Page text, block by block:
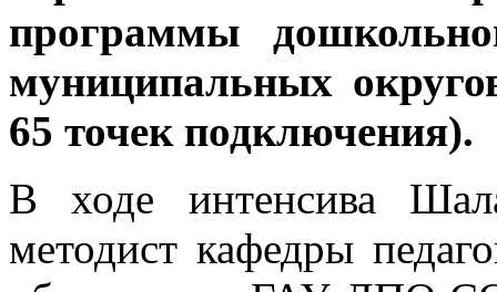
программы
муниципальных
65 точек подключения).
В ходе интенсива
методист кафедры